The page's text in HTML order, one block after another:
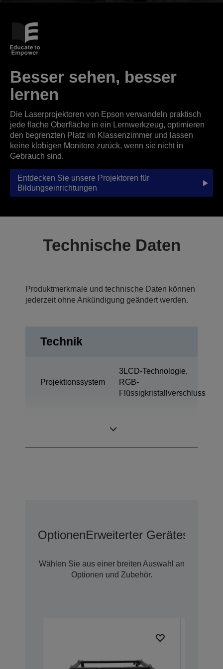
Besser sehen, besser
lernen
Die Laserprojektoren von Epson verwandeln praktisch
jede flache Oberfläche in ein Lernwerkzeug, optimieren
den begrenzten Platz im Klassenzimmer und lassen
keine klobigen Monitore zurück, wenn sie nicht in
Gebrauch sind.
Entdecken Sie unsere Projektoren für
Bildungseinrichtungen
Technische Daten
Produktmerkmale und technische Daten können
jederzeit ohne Ankündigung geändert werden.
Technik
Projektionssystem
3LCD-Technologie,
RGB-
Flüssigkristallverschluss
OptionenErweiterter Geräteschutz
Wählen Sie aus einer breiten Auswahl an
Optionen und Zubehör.